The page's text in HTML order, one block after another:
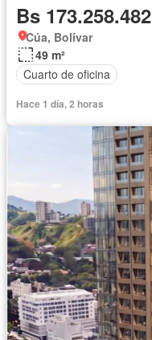
Bs 173.258.482
Cúa, Bolívar
49 m²
Cuarto de oficina
Hace 1 día, 2 horas